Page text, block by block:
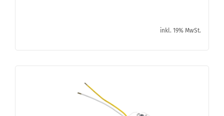
inkl. 19% MwSt.